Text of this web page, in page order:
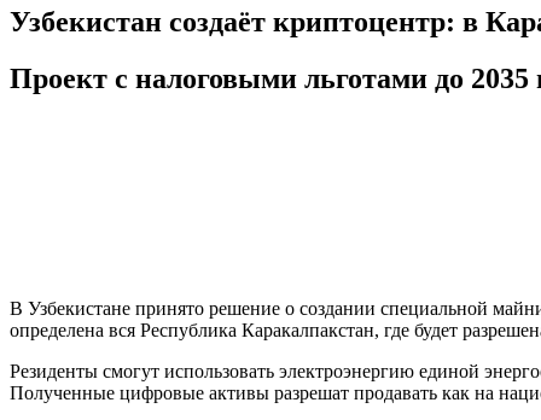
Узбекистан создаёт криптоцентр: в
Проект с налоговыми льготами до 2035
В Узбекистане принято решение о создании специальной
определена вся Республика Каракалпакстан, где будет
Резиденты смогут использовать электроэнергию единой
Полученные цифровые активы разрешат продавать как на